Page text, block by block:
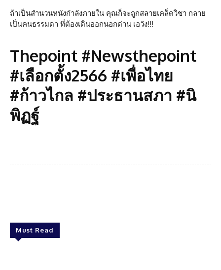
ถ้าเป็นสำนวนหนังกำลังภายใน คุณก็จะถูกสลายเคล็ดวิชา กลาย
เป็นคนธรรมดา ที่ต้องเดินออกนอกด่าน เอวัง!!!
Thepoint #Newsthepoint
#เลือกตั้ง2566 #เพื่อไทย
#ก้าวไกล #ประธานสภา #นิ
พิฏฐ์
Must Read